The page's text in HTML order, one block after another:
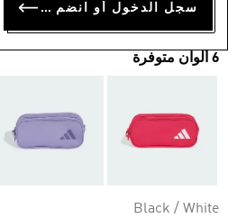
سجل الدخول أو انضم الآن
6 ألوان متوفرة
Black / White